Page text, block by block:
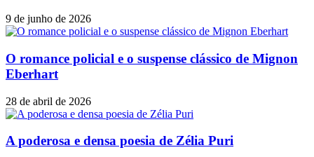
9 de junho de 2026
O romance policial e o suspense clássico de Mignon
Eberhart
28 de abril de 2026
A poderosa e densa poesia de Zélia Puri